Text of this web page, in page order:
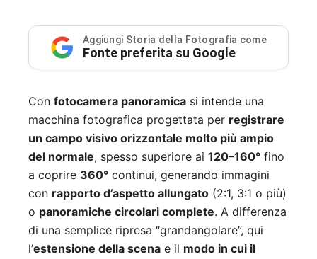
Aggiungi Storia della Fotografia come
Fonte preferita su Google
Con fotocamera panoramica si intende una
macchina fotografica progettata per registrare
un campo visivo orizzontale molto più ampio
del normale, spesso superiore ai 120–160° fino
a coprire 360° continui, generando immagini
con rapporto d’aspetto allungato (2:1, 3:1 o più)
o panoramiche circolari complete. A differenza
di una semplice ripresa “grandangolare”, qui
l’estensione della scena e il modo in cui il